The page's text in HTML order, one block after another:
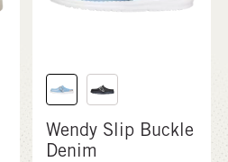
Wendy Slip Buckle
Denim